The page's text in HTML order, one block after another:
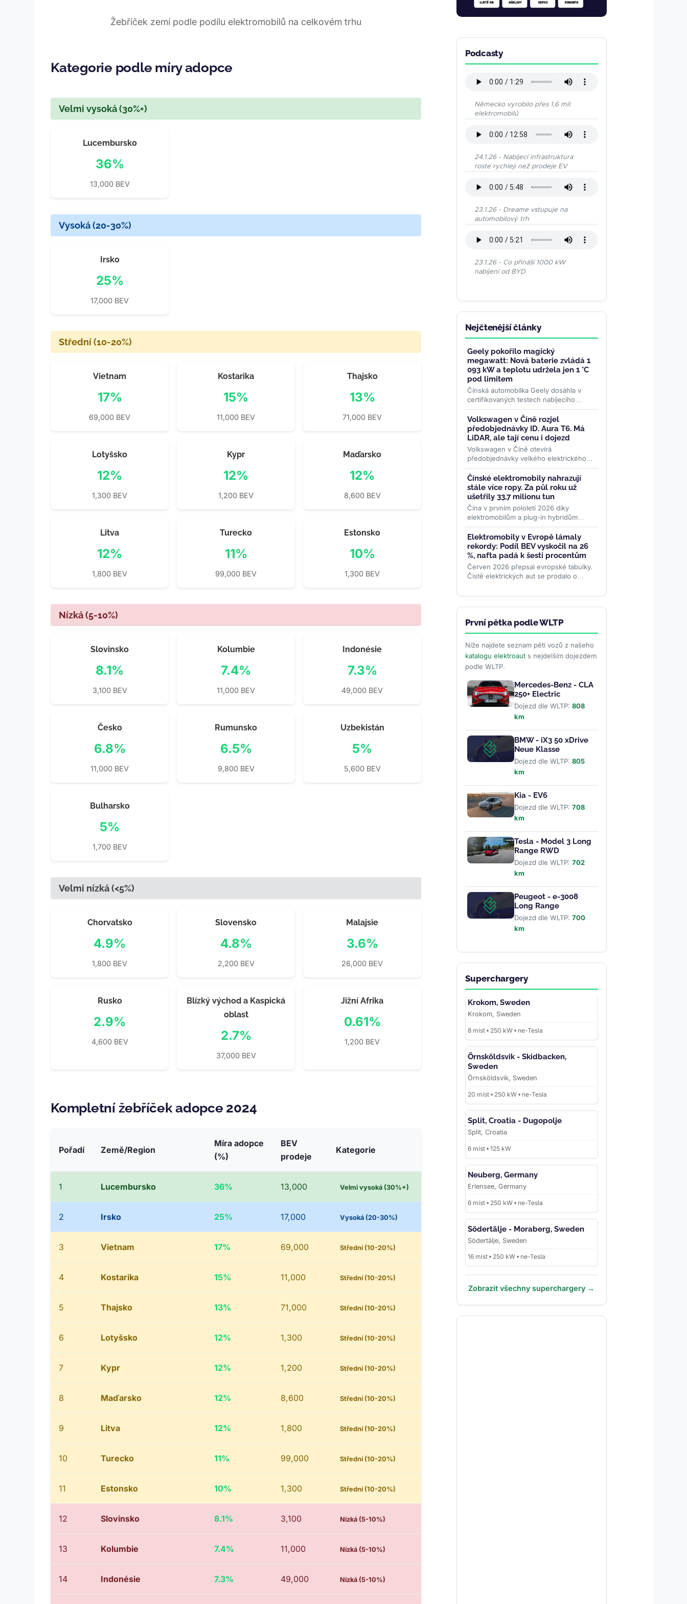
Žebříček zemí podle podílu elektromobilů na celkovém trhu
Kategorie podle míry adopce
Velmi vysoká (30%+)
Lucembursko
36%
13,000 BEV
Vysoká (20-30%)
Irsko
25%
17,000 BEV
Střední (10-20%)
Vietnam
17%
69,000 BEV
Kostarika
15%
11,000 BEV
Thajsko
13%
71,000 BEV
Lotyšsko
12%
1,300 BEV
Kypr
12%
1,200 BEV
Maďarsko
12%
8,600 BEV
Litva
12%
1,800 BEV
Turecko
11%
99,000 BEV
Estonsko
10%
1,300 BEV
Nízká (5-10%)
Slovinsko
8.1%
3,100 BEV
Kolumbie
7.4%
11,000 BEV
Indonésie
7.3%
49,000 BEV
Česko
6.8%
11,000 BEV
Rumunsko
6.5%
9,800 BEV
Uzbekistán
5%
5,600 BEV
Bulharsko
5%
1,700 BEV
Velmi nízká (<5%)
Chorvatsko
4.9%
1,800 BEV
Slovensko
4.8%
2,200 BEV
Malajsie
3.6%
26,000 BEV
Rusko
2.9%
4,600 BEV
Blízký východ a Kaspická
oblast
2.7%
37,000 BEV
Jižní Afrika
0.61%
1,200 BEV
Kompletní žebříček adopce 2024
Pořadí Země/Region
Míra adopce
(%)
BEV
prodeje
Kategorie
1 Lucembursko 36% 13,000 Velmi vysoká (30%+)
2 Irsko 25% 17,000 Vysoká (20-30%)
3 Vietnam 17% 69,000 Střední (10-20%)
4 Kostarika 15% 11,000 Střední (10-20%)
5 Thajsko 13% 71,000 Střední (10-20%)
6 Lotyšsko 12% 1,300 Střední (10-20%)
7 Kypr 12% 1,200 Střední (10-20%)
8 Maďarsko 12% 8,600 Střední (10-20%)
9 Litva 12% 1,800 Střední (10-20%)
10 Turecko 11% 99,000 Střední (10-20%)
11 Estonsko 10% 1,300 Střední (10-20%)
12 Slovinsko 8.1% 3,100 Nízká (5-10%)
13 Kolumbie 7.4% 11,000 Nízká (5-10%)
14 Indonésie 7.3% 49,000 Nízká (5-10%)
Podcasty
Německo vyrobilo přes 1,6 mil.
elektromobilů
24.1.26 - Nabíjecí infrastruktura
roste rychleji než prodeje EV
23.1.26 - Dreame vstupuje na
automobilový trh
23.1.26 - Co přináší 1000 kW
nabíjení od BYD
Nejčtenější články
Geely pokořilo magický
megawatt: Nová baterie zvládá 1
093 kW a teplotu udržela jen 1 °C
pod limitem
Čínská automobilka Geely dosáhla v
certifikovaných testech nabíjecího
výkonu 1 093 kW na straně vozidla. Její
LFP baterie Aegis Gold Brick...
Volkswagen v Číně rozjel
předobjednávky ID. Aura T6. Má
LiDAR, ale tají cenu i dojezd
Volkswagen v Číně otevírá
předobjednávky velkého elektrického
SUV ID. Aura T6. Nabízí LiDAR a
software vyvinutý s Horizon Robotics,
ale...>>
Čínské elektromobily nahrazují
stále více ropy. Za půl roku už
ušetřily 33,7 milionu tun
Čína v prvním pololetí 2026 díky
elektromobilům a plug-in hybridům
nahradila spotřebu ropy odpovídající 1,4
milionu barelů denně....>>
Elektromobily v Evropě lámaly
rekordy: Podíl BEV vyskočil na 26
%, nafta padá k šesti procentům
Červen 2026 přepsal evropské tabulky.
Čistě elektrických aut se prodalo o
dosáhl rekordních 26...>>
První pětka podle WLTP
Níže najdete seznam pěti vozů z našeho
katalogu elektroauts nejdelším dojezdem
podle WLTP.
Mercedes-Benz - CLA
250+ Electric
Dojezd dle WLTP: 808
km
BMW - iX3 50 xDrive
Neue Klasse
Dojezd dle WLTP: 805
km
Kia - EV6
Dojezd dle WLTP: 708
km
Tesla - Model 3 Long
Range RWD
Dojezd dle WLTP: 702
km
Peugeot - e-3008
Long Range
Dojezd dle WLTP: 700
km
Superchargery
Krokom, Sweden
Krokom, Sweden
8 míst • 250 kW • ne-Tesla
Örnsköldsvik - Skidbacken,
Sweden
Örnsköldsvik, Sweden
20 míst • 250 kW • ne-Tesla
Split, Croatia - Dugopolje
Split, Croatia
6 míst • 125 kW
Neuberg, Germany
Erlensee, Germany
6 míst • 250 kW • ne-Tesla
Södertälje - Moraberg, Sweden
Södertälje, Sweden
16 míst • 250 kW • ne-Tesla
Zobrazit všechny superchargery →